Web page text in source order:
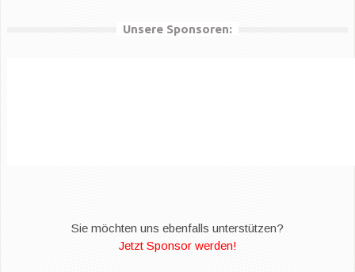
Unsere Sponsoren:
Sie möchten uns ebenfalls unterstützen?
Jetzt Sponsor werden!